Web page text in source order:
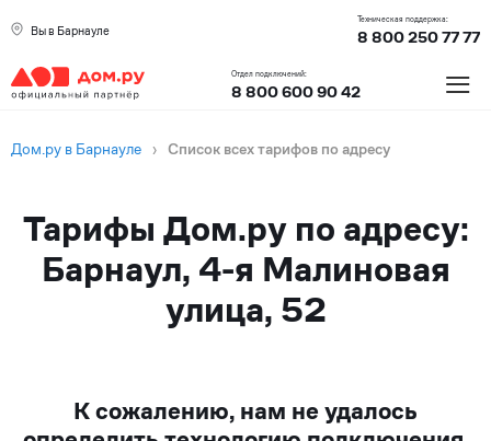
Вы в Барнауле
Техническая поддержка:
8 800 250 77 77
Отдел подключений:
8 800 600 90 42 ≡
Дом.ру в Барнауле › Список всех тарифов по адресу
Тарифы Дом.ру по адресу:
Барнаул, 4-я Малиновая
улица, 52
К сожалению, нам не удалось